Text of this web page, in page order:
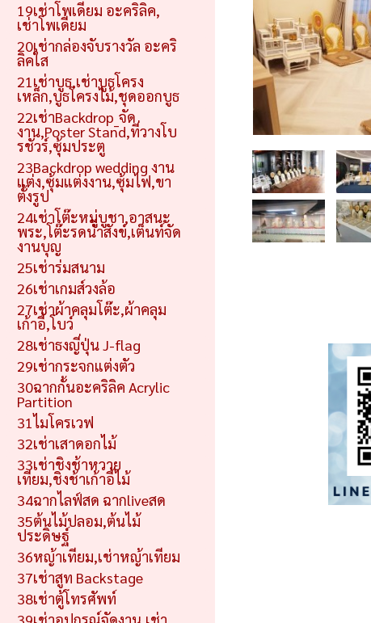
19เช่าโพเดียม อะคริลิค,
เช่าโพเดียม
20เช่ากล่องจับรางวัล อะคริ
ลิคใส
21เช่าบูธ,เช่าบูธโครง
เหล็ก,บูธโครงไม้,ชุดออกบูธ
22เช่าBackdrop_จัด
งาน,Poster Stand,ที่วางโบ
รชัวร์,ซุ้มประตู
23Backdrop wedding งาน
แต่ง,ซุ้มแต่งงาน,ซุ้มไฟ,ขา
ตั้งรูป
24เช่าโต๊ะหมู่บูชา,อาสนะ
พระ,โต๊ะรดน้ำสังข์,เต็นท์จัด
งานบุญ
25เช่าร่มสนาม
26เช่าเกมส์วงล้อ
27เช่าผ้าคลุมโต๊ะ,ผ้าคลุม
เก้าอี้,โบว์
28เช่าธงญี่ปุ่น J-flag
29เช่ากระจกแต่งตัว
30ฉากกั้นอะคริลิค Acrylic
Partition
31ไมโครเวฟ
32เช่าเสาดอกไม้
33เช่าชิงช้าหวาย
เทียม,ชิงช้าเก้าอี้ไม้
34ฉากไลฟ์สด ฉากliveสด
35ต้นไม้ปลอม,ต้นไม้
ประดิษฐ์
36หญ้าเทียม,เช่าหญ้าเทียม
37เช่าสูท Backstage
38เช่าตู้โทรศัพท์